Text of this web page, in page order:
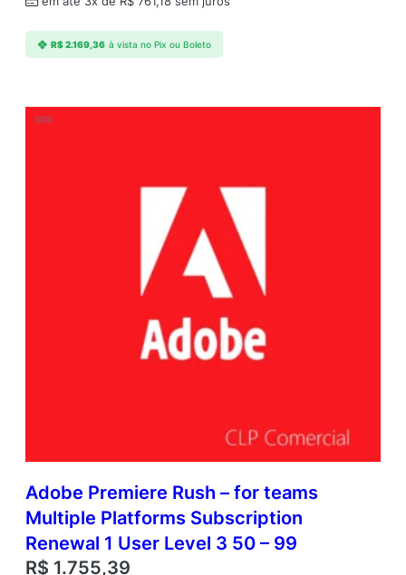
R$2.169,36 à vista no Pix ou Boleto
Adobe Premiere Rush – for teams
Multiple Platforms Subscription
Renewal 1 User Level 3 50 – 99
R$ 1.755,39